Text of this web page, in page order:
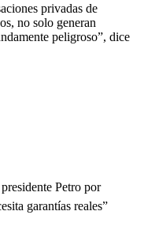
privadas de
no solo generan
peligroso”, dice
Petro por
garantías reales”